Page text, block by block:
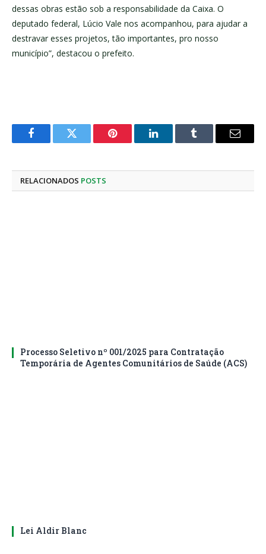
dessas obras estão sob a responsabilidade da Caixa. O
deputado federal, Lúcio Vale nos acompanhou, para ajudar a
destravar esses projetos, tão importantes, pro nosso
município”, destacou o prefeito.
FacebookTwitter Pinterest LinkedInTumblr
E-
RELACIONADOS POSTS
Processo Seletivo nº 001/2025 para Contratação
Temporária de Agentes Comunitários de Saúde (ACS)
Lei Aldir Blanc